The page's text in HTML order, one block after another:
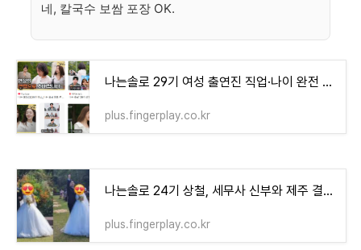
네, 칼국수 보쌈 포장 OK.
나는솔로 29기 여성 출연진 직업·나이 완전 공개
plus.fingerplay.co.kr
나는솔로 24기 상철, 세무사 신부와 제주 결혼식
plus.fingerplay.co.kr